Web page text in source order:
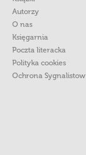
Autorzy
O nas
Księgarnia
Poczta literacka
Polityka cookies
Ochrona Sygnalistow